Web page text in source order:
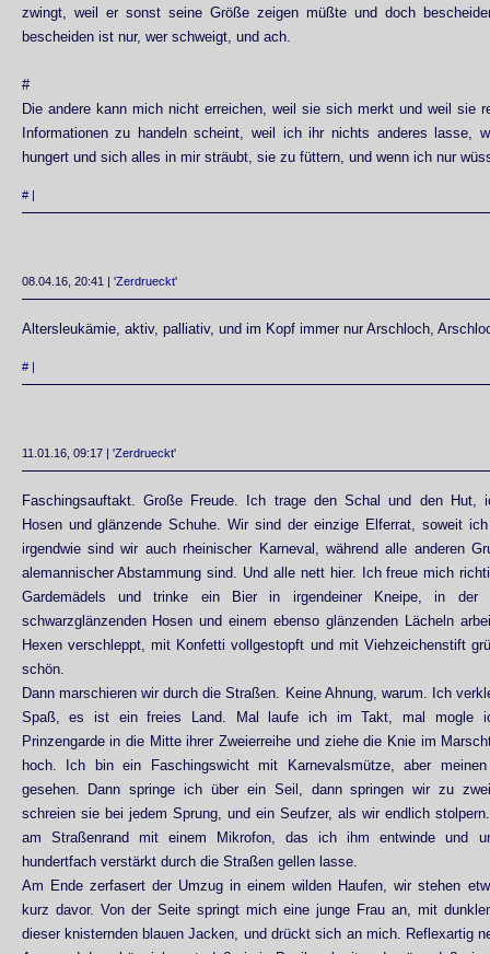
zwingt, weil er sonst seine Größe zeigen müßte und doch
bescheiden ist nur, wer schweigt, und ach.
#
Die andere kann mich nicht erreichen, weil sie sich merkt und weil sie
Informationen zu handeln scheint, weil ich ihr nichts anderes lasse,
hungert und sich alles in mir sträubt, sie zu füttern, und wenn ich nur
#|
08.04.16, 20:41 | 'Zerdrueckt'
Altersleukämie, aktiv, palliativ, und im Kopf immer nur Arschloch,
#|
11.01.16, 09:17 | 'Zerdrueckt'
Faschingsauftakt. Große Freude. Ich trage den Schal und den Hut,
Hosen und glänzende Schuhe. Wir sind der einzige Elferrat, soweit
irgendwie sind wir auch rheinischer Karneval, während alle anderen
alemannischer Abstammung sind. Und alle nett hier. Ich freue mich
Gardemädels und trinke ein Bier in irgendeiner Kneipe, in der
schwarzglänzenden Hosen und einem ebenso glänzenden Lächeln
Hexen verschleppt, mit Konfetti vollgestopft und mit Viehzeichenstift
schön.
Dann marschieren wir durch die Straßen. Keine Ahnung, warum. Ich
Spaß, es ist ein freies Land. Mal laufe ich im Takt, mal mogle
Prinzengarde in die Mitte ihrer Zweierreihe und ziehe die Knie im
hoch. Ich bin ein Faschingswicht mit Karnevalsmütze, aber
gesehen. Dann springe ich über ein Seil, dann springen wir zu
schreien sie bei jedem Sprung, und ein Seufzer, als wir endlich
am Straßenrand mit einem Mikrofon, das ich ihm entwinde und
hundertfach verstärkt durch die Straßen gellen lasse.
Am Ende zerfasert der Umzug in einem wilden Haufen, wir stehen
kurz davor. Von der Seite springt mich eine junge Frau an, mit
dieser knisternden blauen Jacken, und drückt sich an mich. Reflexartig